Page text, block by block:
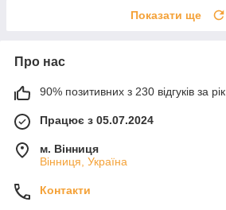
Показати ще
Про нас
90% позитивних з 230 відгуків за рік
Працює з 05.07.2024
м. Вінниця
Вінниця, Україна
Контакти